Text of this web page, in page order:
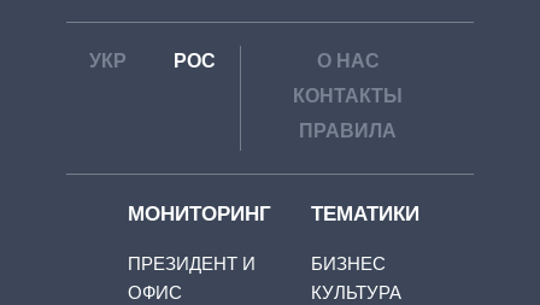
УКР РОС
О НАС
КОНТАКТЫ
ПРАВИЛА
МОНИТОРИНГ
ПРЕЗИДЕНТ И
ОФИС
ТЕМАТИКИ
БИЗНЕС
КУЛЬТУРА